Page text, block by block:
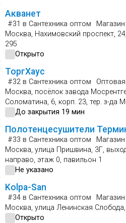
Акванет
#31 в Сантехника оптом
Москва, Нахимовский проспект,
295
Открыто
ТоргХаус
#32 в Сантехника оптом
Москва, посёлок завода
Соломатина, 6, корп. 23, тер. з-да
До закрытия 19 мин
Полотенцесушители
#33 в Сантехника оптом
Москва, улица Пришвина, 3Г,
направо, этаж 0, павильон 1
Не указано
Kolpa-San
#34 в Сантехника оптом
Москва, улица Ленинская
Открыто